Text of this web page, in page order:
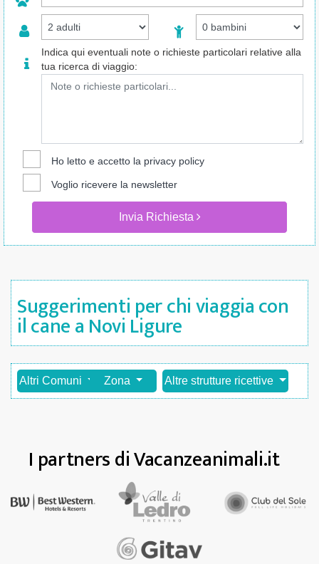
Indica qui eventuali note o richieste particolari relative alla
tua ricerca di viaggio:
Ho letto e accetto la privacy policy
Voglio ricevere la newsletter
Invia Richiesta
Suggerimenti per chi viaggia con
il cane a Novi Ligure
Altri Comuni Zona Altre strutture ricettive
I partners di Vacanzeanimali.it